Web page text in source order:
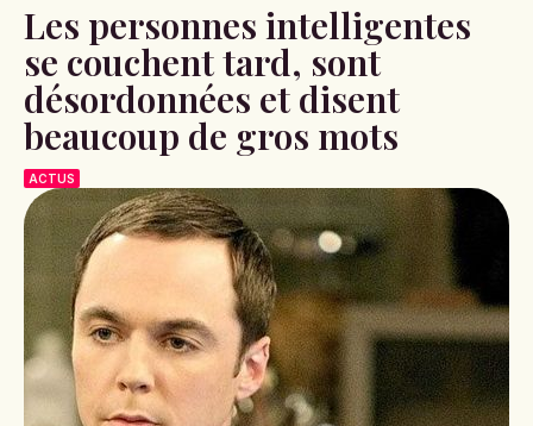
Les personnes intelligentes
se couchent tard, sont
désordonnées et disent
beaucoup de gros mots
ACTUS